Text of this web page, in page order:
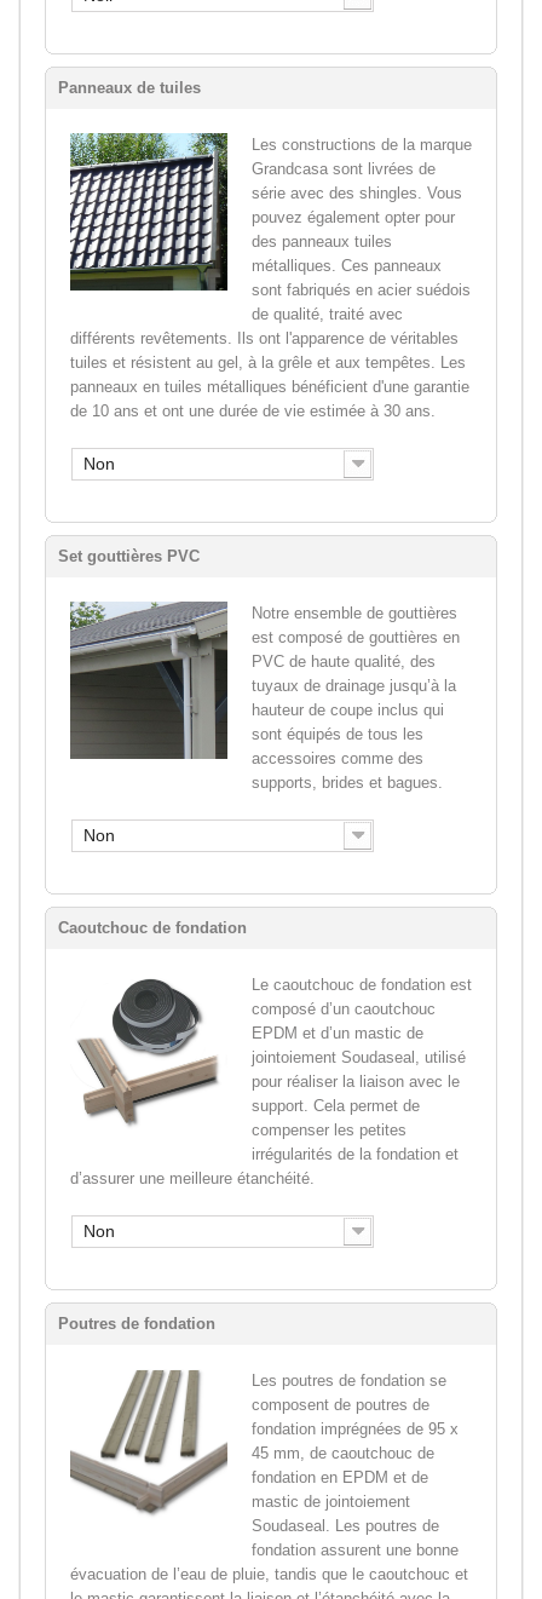
Panneaux de tuiles
Les constructions de la marque
Grandcasa sont livrées de
série avec des shingles. Vous
pouvez également opter pour
des panneaux tuiles
métalliques. Ces panneaux
sont fabriqués en acier suédois
de qualité, traité avec
différents revêtements. Ils ont l'apparence de véritables
tuiles et résistent au gel, à la grêle et aux tempêtes. Les
panneaux en tuiles métalliques bénéficient d'une garantie
de 10 ans et ont une durée de vie estimée à 30 ans.
Non
Set gouttières PVC
Notre ensemble de gouttières
est composé de gouttières en
PVC de haute qualité, des
tuyaux de drainage jusqu’à la
hauteur de coupe inclus qui
sont équipés de tous les
accessoires comme des
supports, brides et bagues.
Non
Caoutchouc de fondation
Le caoutchouc de fondation est
composé d’un caoutchouc
EPDM et d’un mastic de
jointoiement Soudaseal, utilisé
pour réaliser la liaison avec le
support. Cela permet de
compenser les petites
irrégularités de la fondation et
d’assurer une meilleure étanchéité.
Non
Poutres de fondation
Les poutres de fondation se
composent de poutres de
fondation imprégnées de 95 x
45 mm, de caoutchouc de
fondation en EPDM et de
mastic de jointoiement
Soudaseal. Les poutres de
fondation assurent une bonne
évacuation de l’eau de pluie, tandis que le caoutchouc et